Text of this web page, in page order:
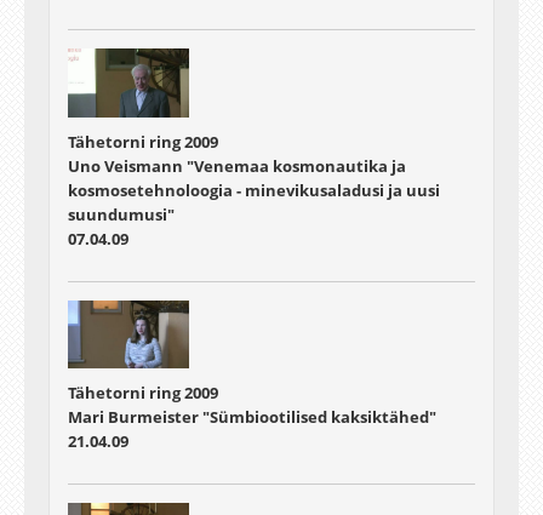
Tähetorni ring 2009
Uno Veismann "Venemaa kosmonautika ja
kosmosetehnoloogia - minevikusaladusi ja uusi
suundumusi"
07.04.09
Tähetorni ring 2009
Mari Burmeister "Sümbiootilised kaksiktähed"
21.04.09